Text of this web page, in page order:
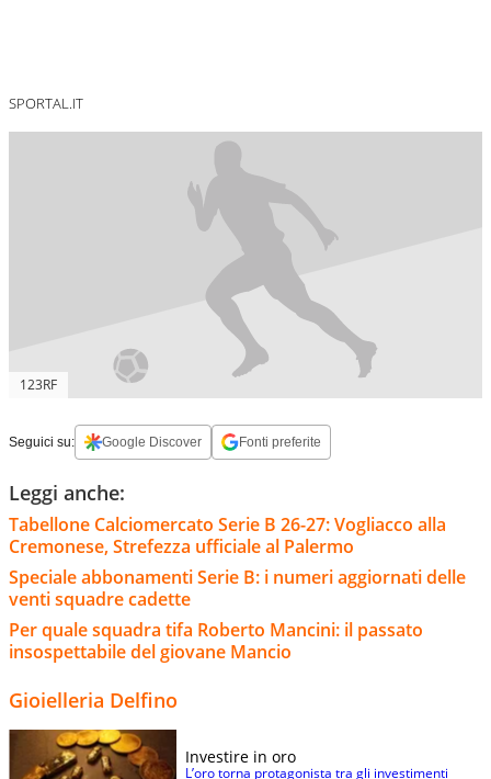
SPORTAL.IT
123RF
Seguici su: Google Discover Fonti preferite
Leggi anche:
Tabellone Calciomercato Serie B 26-27: Vogliacco alla
Cremonese, Strefezza ufficiale al Palermo
Speciale abbonamenti Serie B: i numeri aggiornati delle
venti squadre cadette
Per quale squadra tifa Roberto Mancini: il passato
insospettabile del giovane Mancio
Gioielleria Delfino
Investire in oro
L’oro torna protagonista tra gli investimenti